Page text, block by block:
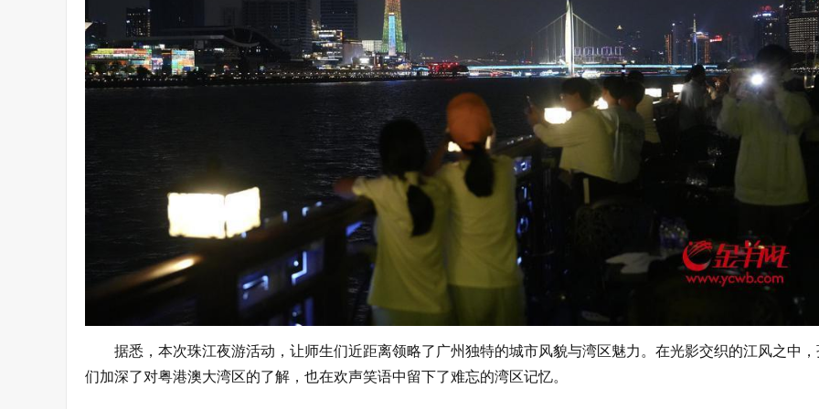
据悉，本次珠江夜游活动，让师生们近距离领略了广州独特的城市风貌与湾区魅力。在光影交织的江风之中
们加深了对粤港澳大湾区的了解，也在欢声笑语中留下了难忘的湾区记忆。